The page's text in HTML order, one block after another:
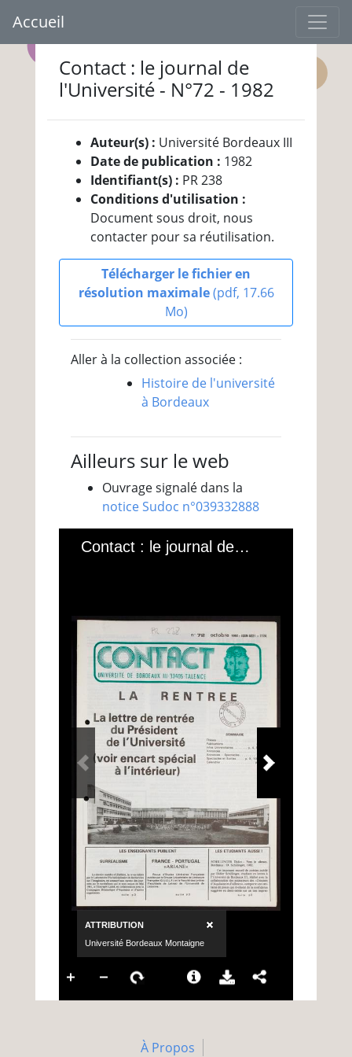
Accueil
Contact : le journal de
l'Université - N°72 - 1982
Auteur(s) : Université Bordeaux III
Date de publication : 1982
Identifiant(s) : PR 238
Conditions d'utilisation :
Document sous droit, nous
contacter pour sa réutilisation.
Télécharger le fichier en
résolution maximale(pdf, 17.66
Mo)
Aller à la collection associée :
Histoire de l'université
à Bordeaux
Ailleurs sur le web
Ouvrage signalé dans la
notice Sudoc n°039332888
À Propos